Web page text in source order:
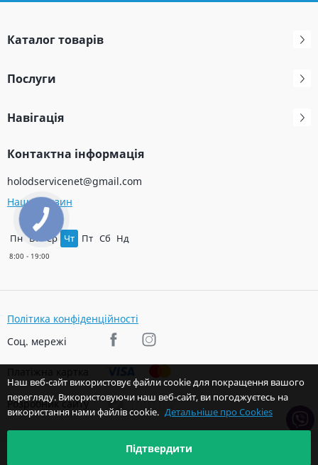
Каталог товарів
Послуги
Навігація
Контактна інформація
holodservicenet@gmail.com
Наш магазин
Пн Вт Ср Чт Пт Сб Нд
Політика конфіденційності
Соц. мережі
Розробник сайту
Наш веб-сайт використовує файли cookie для покращення вашого
перегляду. Використовуючи наш веб-сайт, ви погоджуєтесь на
використання нами файлів cookie. Детальніше про Cookies
Підтвердити